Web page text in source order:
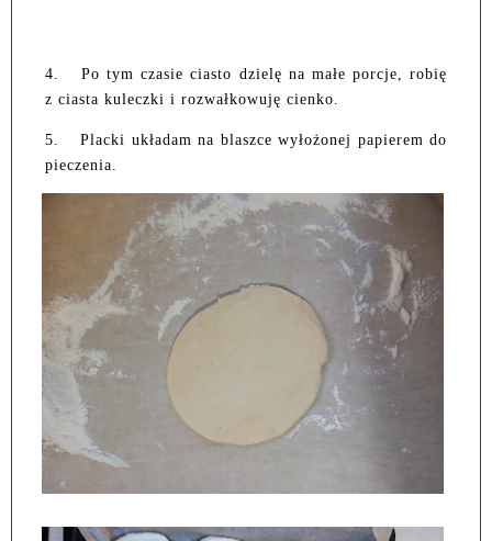
4.
Po tym czasie ciasto dzielę na małe porcje, robię
z ciasta kuleczki i rozwałkowuję cienko.
5.
Placki układam na blaszce wyłożonej papierem do
pieczenia.